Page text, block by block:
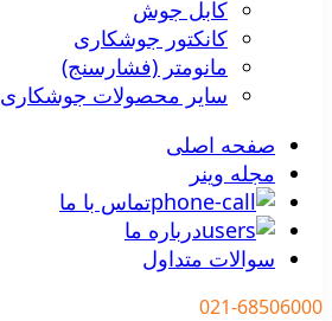
کابل جوش
کانکتور جوشکاری
مانومتر (فشارسنج)
سایر محصولات جوشکاری
صفحه اصلی
مجله وینر
تماس با ما
درباره ما
سوالات متداول
021-68506000